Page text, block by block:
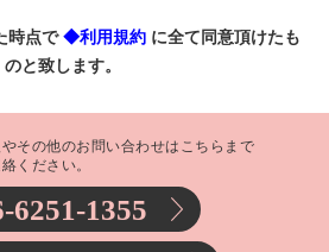
時点で◆利用規約 に全て同意頂けたも
のと致します。
その他のお問い合わせはこちらまで
ください。
6251-1355